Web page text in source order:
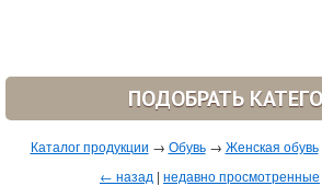
ПОДОБРАТЬ
Каталог продукции → Обувь→ Женская обувь
← назад | недавно просмотренные